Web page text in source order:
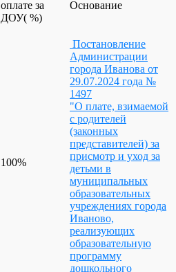
оплате за
ДОУ( %)
Основание
100%
Постановление
Администрации
города Иванова от
29.07.2024 года №
1497
"О плате, взимаемой
с родителей
(законных
представителей) за
присмотр и уход за
детьми в
муниципальных
образовательных
учреждениях города
Иваново,
реализующих
образовательную
программу
дошкольного